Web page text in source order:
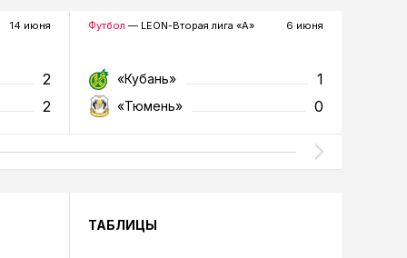
14 июня
2
2
Футбол — LEON-Вторая лига «А» 6 июня
«Кубань» 1
«Тюмень» 0
ТАБЛИЦЫ